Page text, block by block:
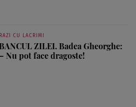
RAZI CU LACRIMI
BANCUL ZILEI. Badea Gheorghe:
– Nu pot face dragoste!